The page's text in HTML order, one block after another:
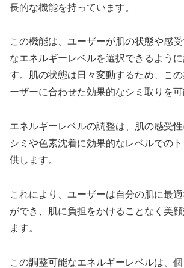
長的な機能を持っています。
この機能は、ユーザーが肌の状態や感
なエネルギーレベルを選択できるよう
す。肌の状態は日々変動するため、こ
ーザーに合わせた効果的なシミ取りを可
エネルギーレベルの調整は、肌の感受
シミや色素沈着に効果的なレベルでの
供します。
これにより、ユーザーは自分の肌に最
ができ、肌に負担をかけることなく美
ます。
この調整可能なエネルギーレベルは、